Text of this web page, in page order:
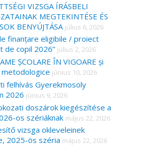
VIZSGA ÍRÁSBELI
MEGTEKINTÉSE ÉS
BENYÚJTÁSA július 6, 2026
finanțare eligibile / proiect
de copil 2026” július 2, 2026
ȘCOLARE ÎN VIGOARE și
június 10, 2026
felhívás Gyerekmosoly
2026 június 9, 2026
doszárok kiegészítése a
os szériáknak május 22, 2026
vizsga okleveleinek
2025-ös széria május 22, 2026